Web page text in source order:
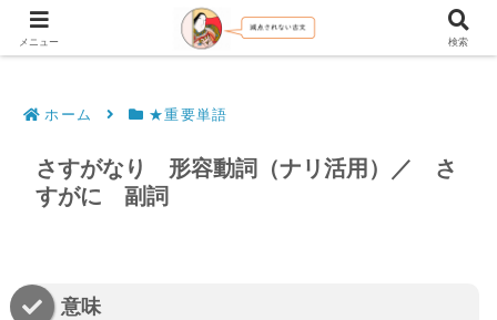
文法解説・逐語訳（現代語訳・口語訳）
ホーム ★重要単語
さすがなり 形容動詞（ナリ活用）／ さ
すがに 副詞
意味
メニュー 検索